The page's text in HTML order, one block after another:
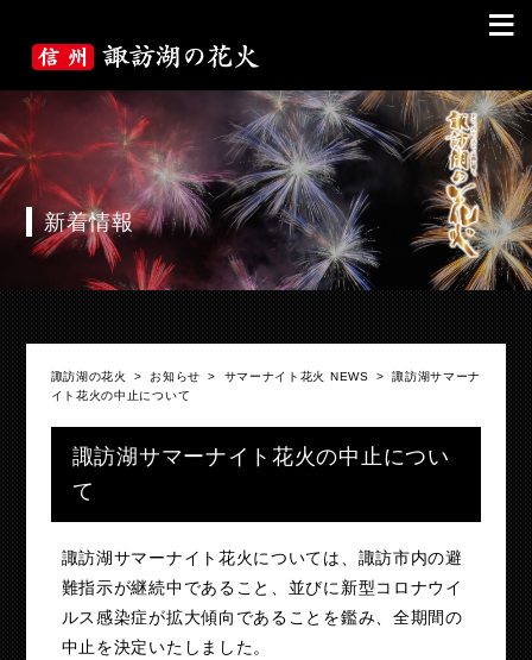
≡
新着情報
諏訪湖の花火 > お知らせ > サマーナイト花火 NEWS >諏訪湖サマーナ
イト花火の中止について
諏訪湖サマーナイト花火の中止につい
て
諏訪湖サマーナイト花火については、諏訪市内の避
難指示が継続中であること、並びに新型コロナウイ
ルス感染症が拡大傾向であることを鑑み、全期間の
中止を決定いたしました。